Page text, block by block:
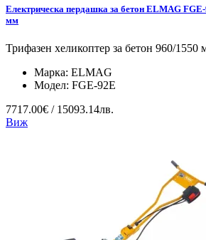
Електрическа пердашка за бетон ELMAG
мм
Трифазен хеликоптер за бетон 960/1550
Марка: ELMAG
Модел: FGE-92E
7717.00€ / 15093.14лв.
Виж